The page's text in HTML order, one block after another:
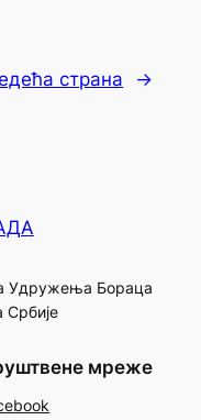
страна →
Удружења Бораца
Србије
мреже